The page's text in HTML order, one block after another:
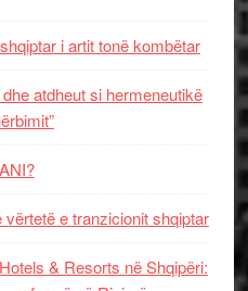
i artit tonë kombëtar
atdheut si hermeneutikë
e tranzicionit shqiptar
& Resorts në Shqipëri: